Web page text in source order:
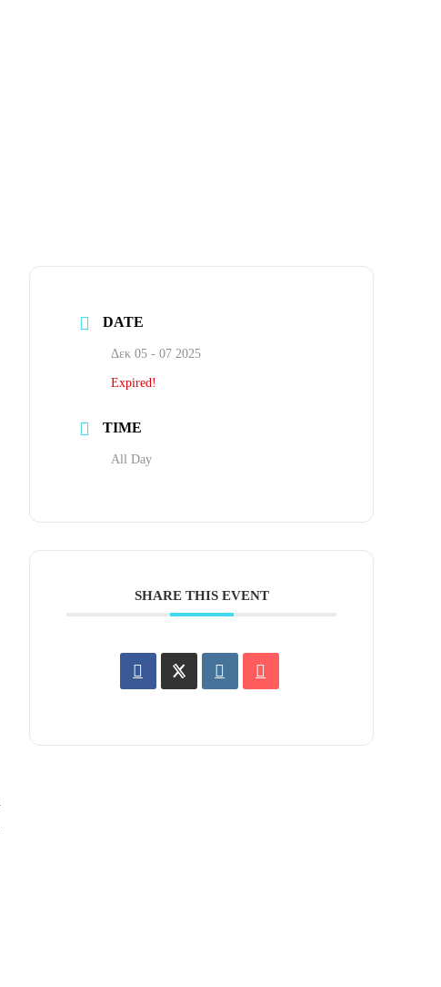
DATE
Δεκ 05 - 07 2025
Expired!
TIME
All Day
SHARE THIS EVENT